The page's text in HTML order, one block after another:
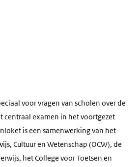
voor vragen van scholen over de
centraal examen in het voortgezet
is een samenwerking van het
Cultuur en Wetenschap (OCW), de
het College voor Toetsen en